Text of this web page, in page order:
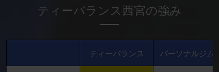
ティーバランス西宮の強み
ティーバランス パーソナルジム